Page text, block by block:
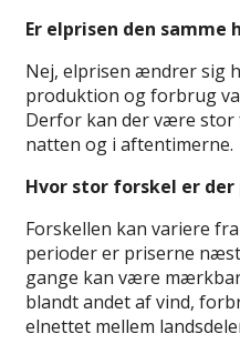
Er elprisen den samme
Nej, elprisen ændrer sig
produktion og forbrug
Derfor kan der være stor
natten og i aftentimerne.
Hvor stor forskel er der
Forskellen kan variere
perioder er priserne
gange kan være
blandt andet af vind,
elnettet mellem